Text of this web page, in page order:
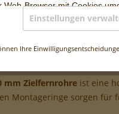
Web-Browser mit Cookies
werden, kann der
Wo genau sich diese
aufgerufen werden.
auf unserer Website
Einstellungen
Ihre
| 9-11mm |
mm 30 mm –
mm Zielfernrohre ist eine
Montageringe sorgen für